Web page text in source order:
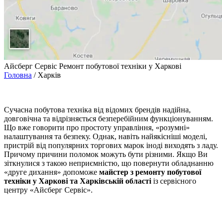
Айсберг Сервіс Ремонт побутової техніки у Харкові
Головна / Харків
Сучасна побутова техніка від відомих брендів надійна,
довговічна та відрізняється безперебійним функціонуванням.
Що вже говорити про простоту управління, «розумні»
налаштування та безпеку. Однак, навіть найякісніші моделі,
пристрій від популярних торгових марок іноді виходять з ладу.
Причому причини поломок можуть бути різними. Якщо Ви
зіткнулися з такою неприємністю, що повернути обладнанню
«друге дихання» допоможе майстер з ремонту побутової
техніки у Харкові та Харківській області із сервісного
центру «Айсберг Сервіс».